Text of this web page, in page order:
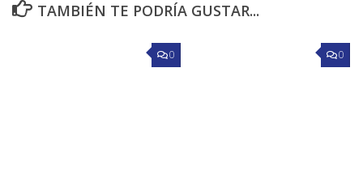
TAMBIÉN TE PODRÍA GUSTAR...
0 0